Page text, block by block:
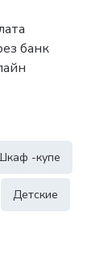
банк
-купе
Детские